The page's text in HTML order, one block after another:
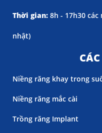
Thời gian: 8h - 17h30
nhật)
Niềng răng khay trong
Niềng răng mắc cài
Trồng răng Implant